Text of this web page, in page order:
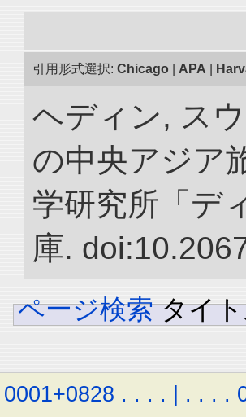
引用形式選択: Chicago APA
ヘディン, ス
の中央アジア
学研究所「デ
庫.
ページ検索 タイ
0001+0828 . . . . | . . . .